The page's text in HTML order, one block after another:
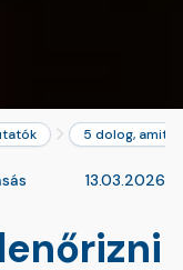
5 dolog, amit
13.03.2026